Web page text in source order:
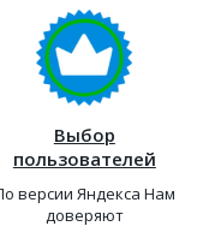
Выбор
пользователей
версии Яндекса Нам
доверяют